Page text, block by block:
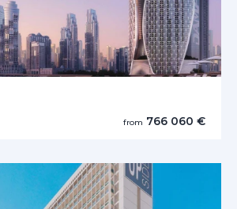
from 766 060 €